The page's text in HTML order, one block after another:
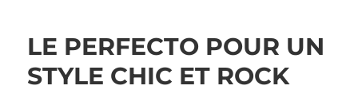
LE PERFECTO POUR UN
STYLE CHIC ET ROCK